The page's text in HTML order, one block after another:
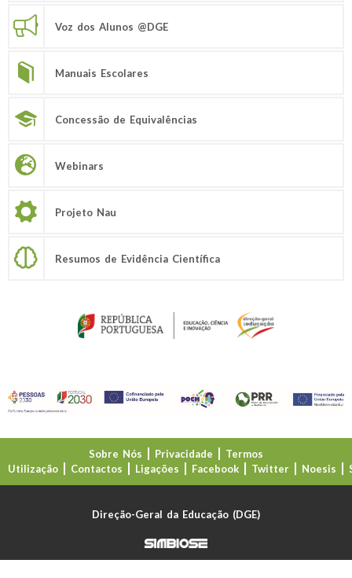
Voz dos Alunos @DGE
Manuais Escolares
Concessão de Equivalências
Webinars
Projeto Nau
Resumos de Evidência Científica
Sobre Nós Privacidade
Termos
Utilização
Contactos Ligações Facebook Twitter Noesis
Direção-Geral da Educação (DGE)